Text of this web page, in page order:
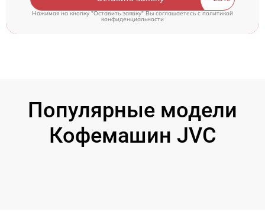
Нажимая на кнопку "Оставить заявку" Вы соглашаетесь cполитикой
конфиденциальности
Популярные модели
Кофемашин JVC